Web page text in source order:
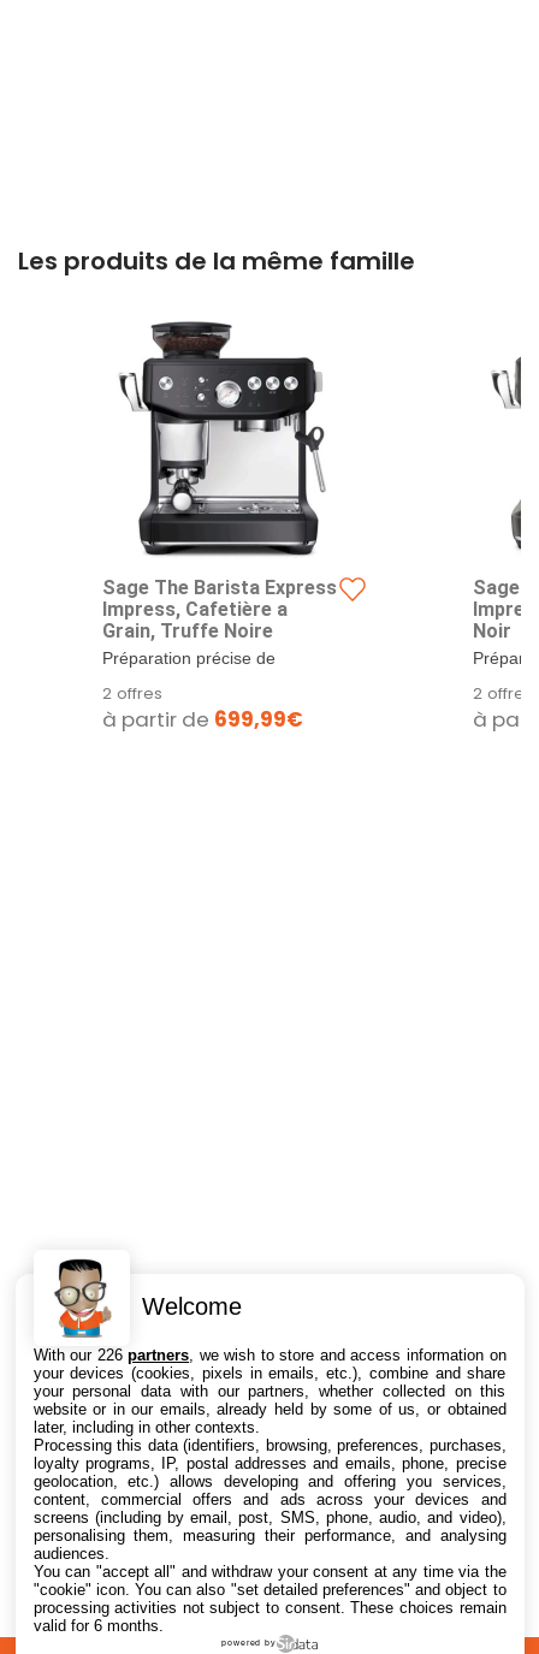
Les produits de la même famille
Sage The Barista Express
Impress, Cafetière a
Grain, Truffe Noire
Préparation précise de
Express Impress...
2 offres
à partir de 699,99€
Sage
Noir
Express
2 offres
à
Intéressant ? Partagez !
Welcome
With our 226partners , we wish to store and access information on
your devices (cookies, pixels in emails, etc.), combine and share
your personal data with our partners, whether collected on this
website or in our emails, already held by some of us, or obtained
later, including in other contexts.
Processing this data (identifiers, browsing, preferences, purchases,
loyalty programs, IP, postal addresses and emails, phone, precise
geolocation, etc.) allows developing and offering you services,
content, commercial offers and ads across your devices and
screens (including by email, post, SMS, phone, audio, and video),
personalising them, measuring their performance, and analysing
audiences.
You can "accept all" and withdraw your consent at any time via the
"cookie" icon. You can also "set detailed preferences" and object to
processing activities not subject to consent. These choices remain
valid for 6 months.
powered by